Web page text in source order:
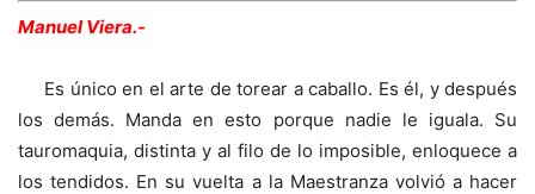
Manuel Viera.-
Es único en el arte de torear a caballo. Es él, y después
los demás. Manda en esto porque nadie le iguala. Su
tauromaquia, distinta y al filo de lo imposible, enloquece a
los tendidos. En su vuelta a la Maestranza volvió a hacer